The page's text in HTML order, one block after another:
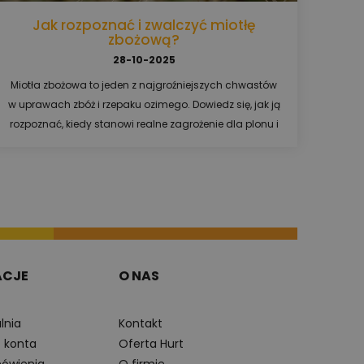
Jak rozpoznać i zwalczyć miotłę
zbożową?
28-10-2025
Miotła zbożowa to jeden z najgroźniejszych chwastów
w uprawach zbóż i rzepaku ozimego. Dowiedz się, jak ją
rozpoznać, kiedy stanowi realne zagrożenie dla plonu i
konta
O NAS
Kontakt
Oferta Hurt